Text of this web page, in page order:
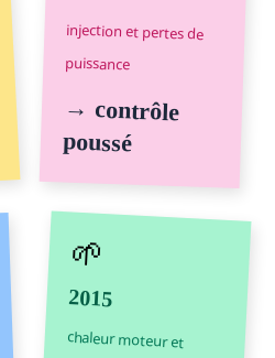
injection et pertes de
puissance
→ contrôle
poussé
🌱
2015
chaleur moteur et